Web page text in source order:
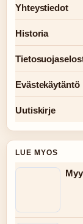
Yhteystiedot
Historia
Evästekäytäntö
Uutiskirje
LUE MYOS